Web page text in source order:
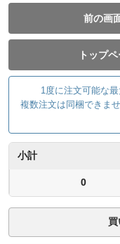
前の画
トップ
1度に注文可能な
複数注文は同梱できま
小計
0